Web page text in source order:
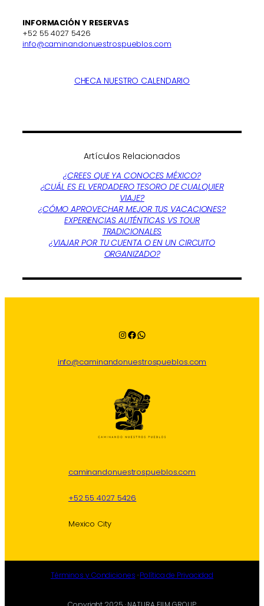
INFORMACIÓN Y RESERVAS
+52 55 4027 5426
info@caminandonuestrospueblos.com
CHECA NUESTRO CALENDARIO
Artículos Relacionados
¿CREES QUE YA CONOCES MÉXICO?
¿CUÁL ES EL VERDADERO TESORO DE CUALQUIER
VIAJE?
¿CÓMO APROVECHAR MEJOR TUS VACACIONES?
EXPERIENCIAS AUTÉNTICAS VS TOUR
TRADICIONALES
¿VIAJAR POR TU CUENTA O EN UN CIRCUITO
ORGANIZADO?
InstagramFacebook WhatsApp
info@caminandonuestrospueblos.com
caminandonuestrospueblos.com
+52 55 4027 5426
Mexico City
Términos y Condiciones ·Política de Privacidad